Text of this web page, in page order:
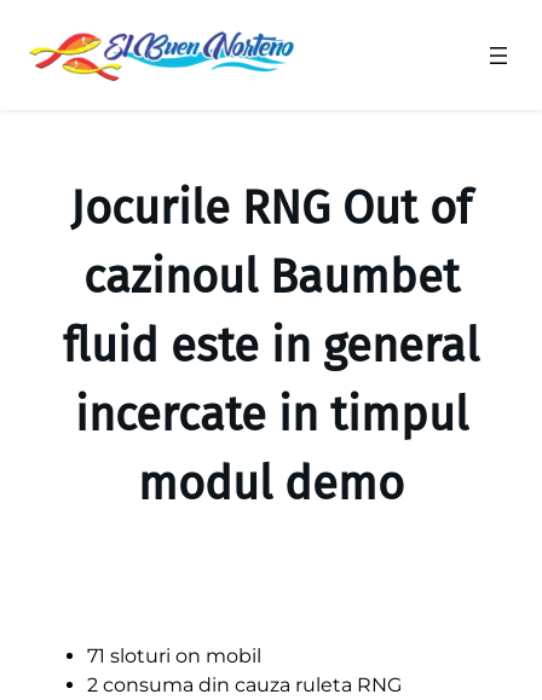
Jocurile RNG Out of
cazinoul Baumbet
fluid este in general
incercate in timpul
modul demo
71 sloturi on mobil
2 consuma din cauza ruleta RNG